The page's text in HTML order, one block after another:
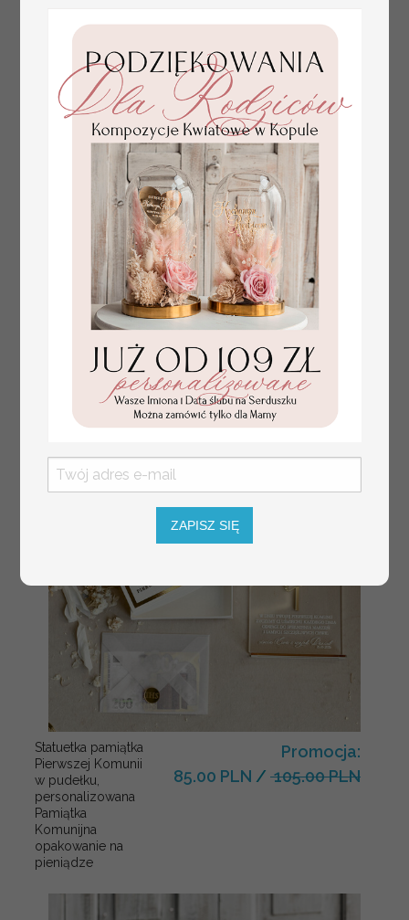
Prezent dla dziecka na narodziny
welurowy album na zdjęcia,
pamiątka z pierwszych lat życia
349.00 PLN
Statuetka pamiątka
Pierwszej Komunii
w pudełku,
personalizowana
Pamiątka
Komunijna
opakowanie na
pieniądze
Promocja:
85.00 PLN / 105.00 PLN
ZAPISZ SIĘ